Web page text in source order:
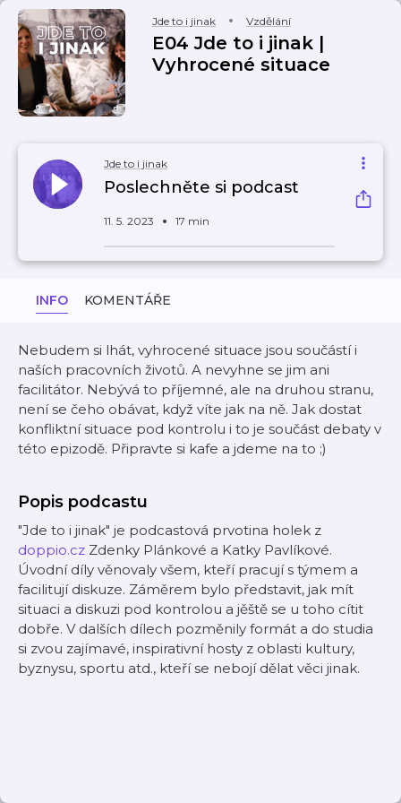
Jde to i jinak Vzdělání
E04 Jde to i jinak |
Vyhrocené situace
Jde to i jinak
Poslechněte si podcast
11. 5. 2023 17 min
INFO KOMENTÁŘE
Nebudem si lhát, vyhrocené situace jsou součástí i
naších pracovních životů. A nevyhne se jim ani
facilitátor. Nebývá to příjemné, ale na druhou stranu,
není se čeho obávat, když víte jak na ně. Jak dostat
konfliktní situace pod kontrolu i to je součást debaty v
této epizodě. Připravte si kafe a jdeme na to ;)
Popis podcastu
"Jde to i jinak" je podcastová prvotina holek z
doppio.cz Zdenky Plánkové a Katky Pavlíkové.
Úvodní díly věnovaly všem, kteří pracují s týmem a
facilitují diskuze. Záměrem bylo představit, jak mít
situaci a diskuzi pod kontrolou a jěště se u toho cítit
dobře. V dalších dílech pozměnily formát a do studia
si zvou zajímavé, inspirativní hosty z oblasti kultury,
byznysu, sportu atd., kteří se nebojí dělat věci jinak.